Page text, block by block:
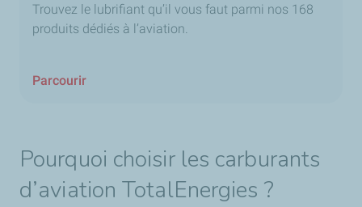
Trouvez le lubrifiant qu’il vous faut parmi nos 168
produits dédiés à l’aviation.
Parcourir
Pourquoi choisir les carburants
d’aviation TotalEnergies ?